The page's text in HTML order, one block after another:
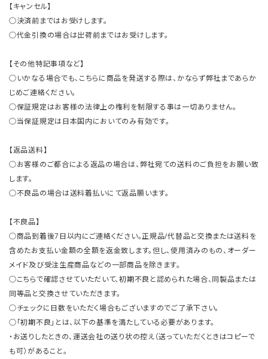
【キャンセル】
○決済前まではお受けします。
○代金引換の場合は出荷前まではお受けします。
【その他特記事項など】
○いかなる場合でも、こちらに商品を発送する際は、かならず弊社まであらか
じめご連絡ください。
○保証規定はお客様の法律上の権利を制限する事は一切ありません。
○当保証規定は日本国内においてのみ有効です。
【返品送料】
○お客様のご都合による返品の場合は、弊社宛ての送料のご負担をお願い致
します。
○不良品の場合は送料着払いにて返品願います。
【不良品】
○商品到着後7日以内にご連絡ください。正規品/代替品と交換または送料を
含めたお支払い金額の全額を返金致します。但し、使用済みのもの、オーダー
メイド及び受注生産商品などの一部商品を除きます。
○こちらで確認させていただいて、初期不良と認められた場合、同製品または
同等品と交換させていただきます。
○チェックに日数をいただく場合もございますのでご了承下さい。
○「初期不良」とは、以下の基準を満たしている必要があります。
・お送りしたときの、運送会社の送り状の控え（送っていただくときはコピーで
も可）があること。